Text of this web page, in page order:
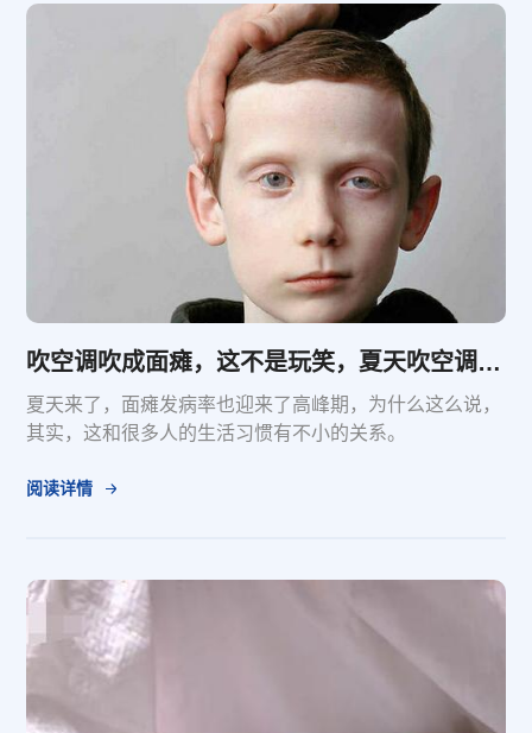
吹空调吹成面瘫，这不是玩笑，夏天吹空调5个不要请牢记
夏天来了，面瘫发病率也迎来了高峰期，为什么这么说，
其实，这和很多人的生活习惯有不小的关系。
阅读详情